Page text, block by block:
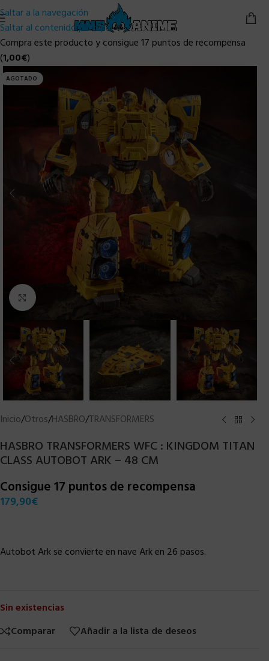
Saltar a la navegación
Saltar al contenido principal
Compra este producto y consigue 17 puntos de recompensa
(1,00€)
AGOTADO
Clic para ampliar
Inicio/Otros/HASBRO/TRANSFORMERS
HASBRO TRANSFORMERS WFC : KINGDOM TITAN
CLASS AUTOBOT ARK – 48 CM
Consigue 17 puntos de recompensa
179,90€
Autobot Ark se convierte en nave Ark en 26 pasos.
Sin existencias
Comparar
Añadir a la lista de deseos